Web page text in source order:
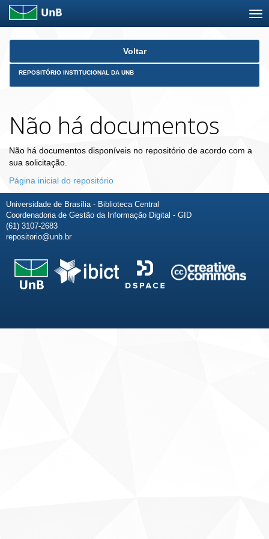
Skip
Voltar
REPOSITÓRIO INSTITUCIONAL DA UNB
Não há documentos
Não há documentos disponíveis no repositório de acordo com a
sua solicitação.
Página inicial do repositório
Universidade de Brasília - Biblioteca Central
Coordenadoria de Gestão da Informação Digital - GID
(61) 3107-2683
repositorio@unb.br